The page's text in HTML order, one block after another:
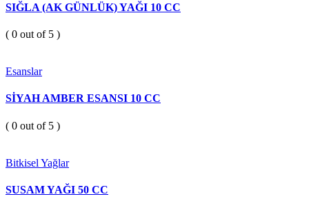
SIĞLA (AK GÜNLÜK) YAĞI 10 CC
( 0 out of 5 )
Esanslar
SİYAH AMBER ESANSI 10 CC
( 0 out of 5 )
Bitkisel Yağlar
SUSAM YAĞI 50 CC